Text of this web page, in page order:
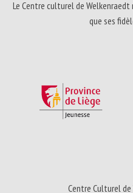
Le Centre culturel de
que ses
Centre Culturel